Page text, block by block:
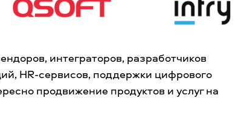
интеграторов, разработчиков
HR-сервисов, поддержки цифрового
продвижение продуктов и услуг на